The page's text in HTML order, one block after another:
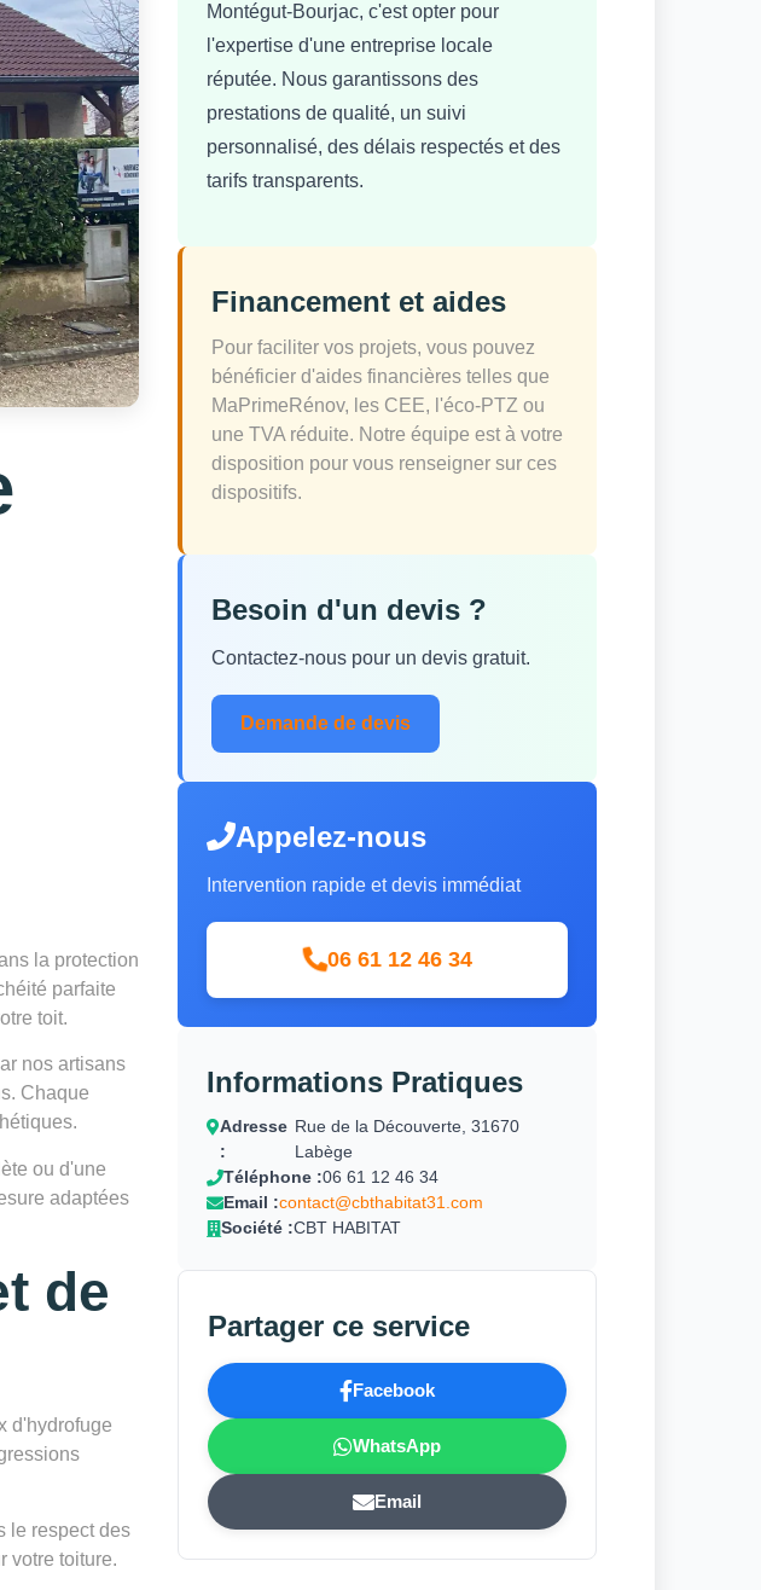
la protection
parfaite
toit.
nos artisans
Chaque
ou d'une
adaptées
de
d'hydrofuge
le respect des
votre toiture.
Montégut-Bourjac, c'est opter pour
l'expertise d'une entreprise locale
réputée. Nous garantissons des
prestations de qualité, un suivi
personnalisé, des délais respectés et des
tarifs transparents.
Financement et aides
Pour faciliter vos projets, vous pouvez
bénéficier d'aides financières telles que
MaPrimeRénov, les CEE, l'éco-PTZ ou
une TVA réduite. Notre équipe est à votre
disposition pour vous renseigner sur ces
dispositifs.
Besoin d'un devis ?
Contactez-nous pour un devis gratuit.
Demande de devis
Appelez-nous
Intervention rapide et devis immédiat
06 61 12 46 34
Informations Pratiques
Adresse
:
Rue de la Découverte, 31670
Labège
Téléphone :06 61 12 46 34
Email :contact@cbthabitat31.com
Société :CBT HABITAT
Partager ce service
Facebook
WhatsApp
Email